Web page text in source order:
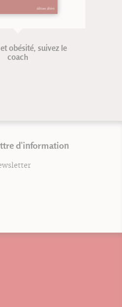
suivez le
d'information